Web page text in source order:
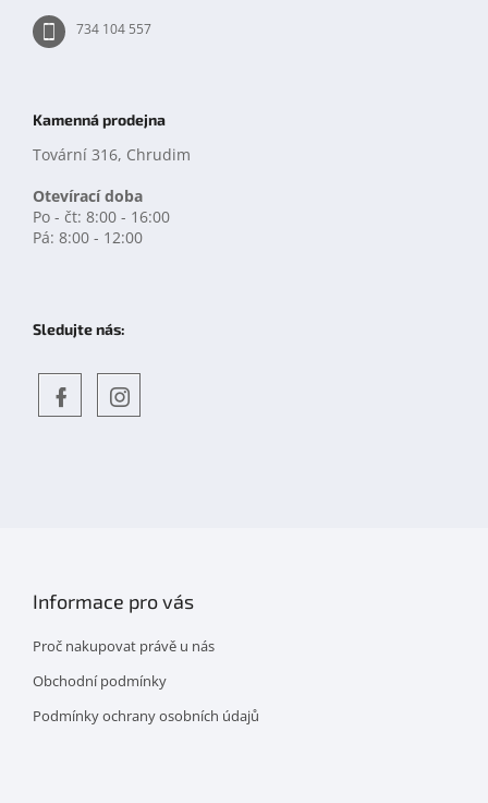
734 104 557
Kamenná prodejna
Tovární 316, Chrudim
Otevírací doba
Po - čt: 8:00 - 16:00
Pá: 8:00 - 12:00
Sledujte nás:
Informace pro vás
Proč nakupovat právě u nás
Obchodní podmínky
Podmínky ochrany osobních údajů